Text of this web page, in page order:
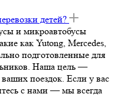
детей?
и микроавтобусы
как Yutong, Mercedes,
подготовленные для
Наша цель —
поездок. Если у вас
с нами — мы всегда